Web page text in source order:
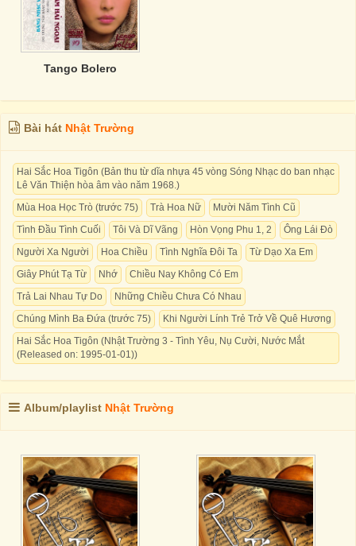
Tango Bolero
Bài hát Nhật Trường
Hai Sắc Hoa Tigôn (Bản thu từ dĩa nhựa 45 vòng Sóng Nhạc do ban nhạc
Lê Văn Thiện hòa âm vào năm 1968.)
Mùa Hoa Học Trò (trước 75)
Trà Hoa Nữ
Mười Năm Tình Cũ
Tình Đầu Tình Cuối
Tôi Và Dĩ Vãng Hòn Vọng Phu 1, 2
Ông Lái Đò
Người Xa Người
Hoa Chiều Tình Nghĩa Đôi Ta
Từ Dạo Xa Em
Giây Phút Tạ Từ
Nhớ
Chiều Nay Không Có Em
Trả Lai Nhau Tự Do
Những Chiều Chưa Có Nhau
Chúng Mình Ba Đứa (trước 75)
Khi Người Lính Trẻ Trở Về Quê Hương
Hai Sắc Hoa Tigôn (Nhật Trường 3 - Tình Yêu, Nụ Cười, Nước Mắt
(Released on: 1995-01-01))
Album/playlist Nhật Trường